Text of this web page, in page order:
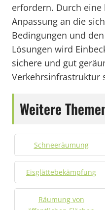
erfordern. Durch
Anpassung an die
Bedingungen und
Lösungen wird
sichere und gut
Verkehrsinfrastruktur
Weitere
Schneeräumung
Eisglättebekämpfung
Räumung von